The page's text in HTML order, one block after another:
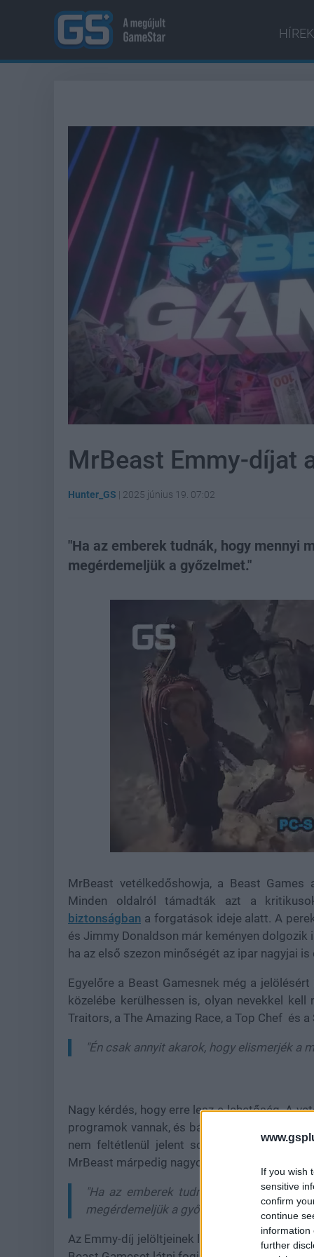
If you wish
sensitive
confirm
continue
information
further
HÍREK
MrBeast Emmy-díjat
Hunter_GS | 2025 június 19. 07:02
"Ha az emberek tudnák, hogy mennyi
megérdemeljük a győzelmet."
44.57%
MrBeast vetélkedőshowja, a Beast
Minden oldalról támadták azt a
biztonságban a forgatások ideje alatt. A
és Jimmy Donaldson már keményen dolgozik
ha az első szezon minőségét az ipar nagyjai is
Egyelőre a Beast Gamesnek még a
közelébe kerülhessen is, olyan nevekkel
Traitors, a The Amazing Race, a Top Chef és a
"Én csak annyit akarok, hogy elismerjék a
Nagy kérdés, hogy erre lesz-e lehetőség. A
programok vannak, és bár kétségtelen, hogy
nem feltétlenül jelent sokat az Emmy
MrBeast márpedig nagyon szeretné azt a
"Ha az emberek tudnák, hogy mit
megérdemeljük a győzelmet."
Az Emmy-díj jelöltjeinek listája július 15-én